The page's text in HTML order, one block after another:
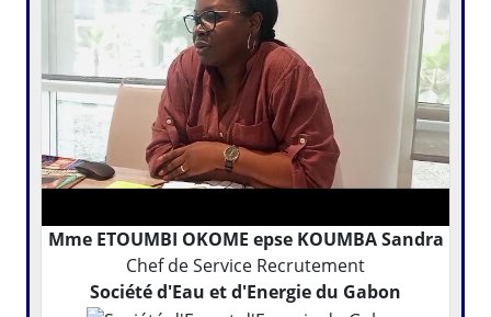
Mme ETOUMBI OKOME epse KOUMBA Sandra
Chef de Service Recrutement
Société d'Eau et d'Energie du Gabon